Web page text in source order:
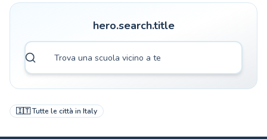
hero.search.title
🇮🇹Tutte le città in Italy